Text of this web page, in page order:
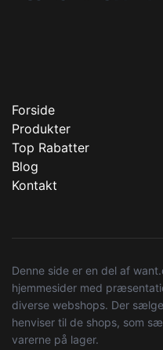
Forside
Produkter
Top Rabatter
Blog
Kontakt
Denne side er en del af
hjemmesider med
diverse webshops. Der
henviser til de shops, som
varerne på lager.